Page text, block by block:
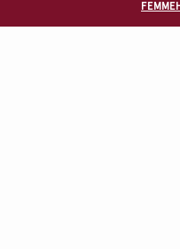
FEMME